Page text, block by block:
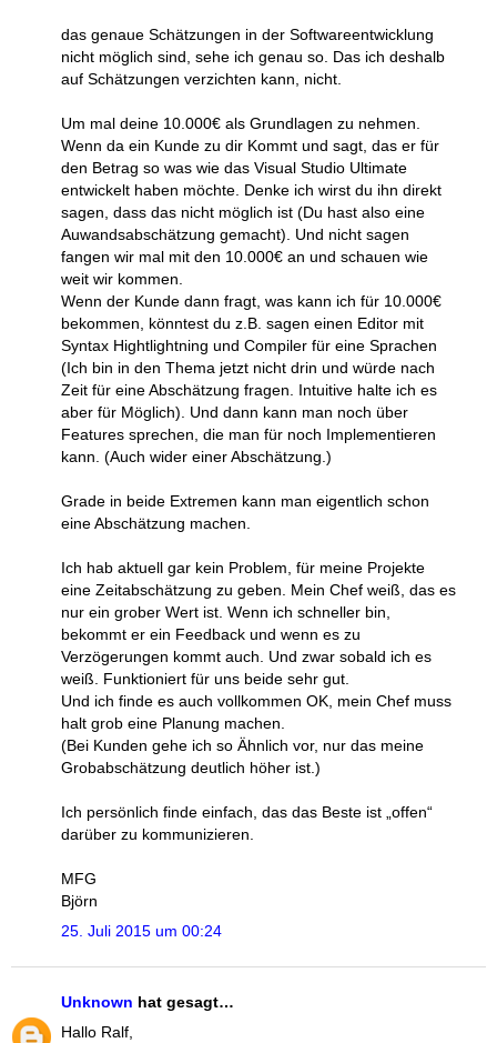
das genaue Schätzungen in der Softwareentwicklung
nicht möglich sind, sehe ich genau so. Das ich deshalb
auf Schätzungen verzichten kann, nicht.
Um mal deine 10.000€ als Grundlagen zu nehmen.
Wenn da ein Kunde zu dir Kommt und sagt, das er für
den Betrag so was wie das Visual Studio Ultimate
entwickelt haben möchte. Denke ich wirst du ihn direkt
sagen, dass das nicht möglich ist (Du hast also eine
Auwandsabschätzung gemacht). Und nicht sagen
fangen wir mal mit den 10.000€ an und schauen wie
weit wir kommen.
Wenn der Kunde dann fragt, was kann ich für 10.000€
bekommen, könntest du z.B. sagen einen Editor mit
Syntax Hightlightning und Compiler für eine Sprachen
(Ich bin in den Thema jetzt nicht drin und würde nach
Zeit für eine Abschätzung fragen. Intuitive halte ich es
aber für Möglich). Und dann kann man noch über
Features sprechen, die man für noch Implementieren
kann. (Auch wider einer Abschätzung.)
Grade in beide Extremen kann man eigentlich schon
eine Abschätzung machen.
Ich hab aktuell gar kein Problem, für meine Projekte
eine Zeitabschätzung zu geben. Mein Chef weiß, das es
nur ein grober Wert ist. Wenn ich schneller bin,
bekommt er ein Feedback und wenn es zu
Verzögerungen kommt auch. Und zwar sobald ich es
weiß. Funktioniert für uns beide sehr gut.
Und ich finde es auch vollkommen OK, mein Chef muss
halt grob eine Planung machen.
(Bei Kunden gehe ich so Ähnlich vor, nur das meine
Grobabschätzung deutlich höher ist.)
Ich persönlich finde einfach, das das Beste ist „offen“
darüber zu kommunizieren.
MFG
Björn
25. Juli 2015 um 00:24
Unknown hat gesagt…
Hallo Ralf,